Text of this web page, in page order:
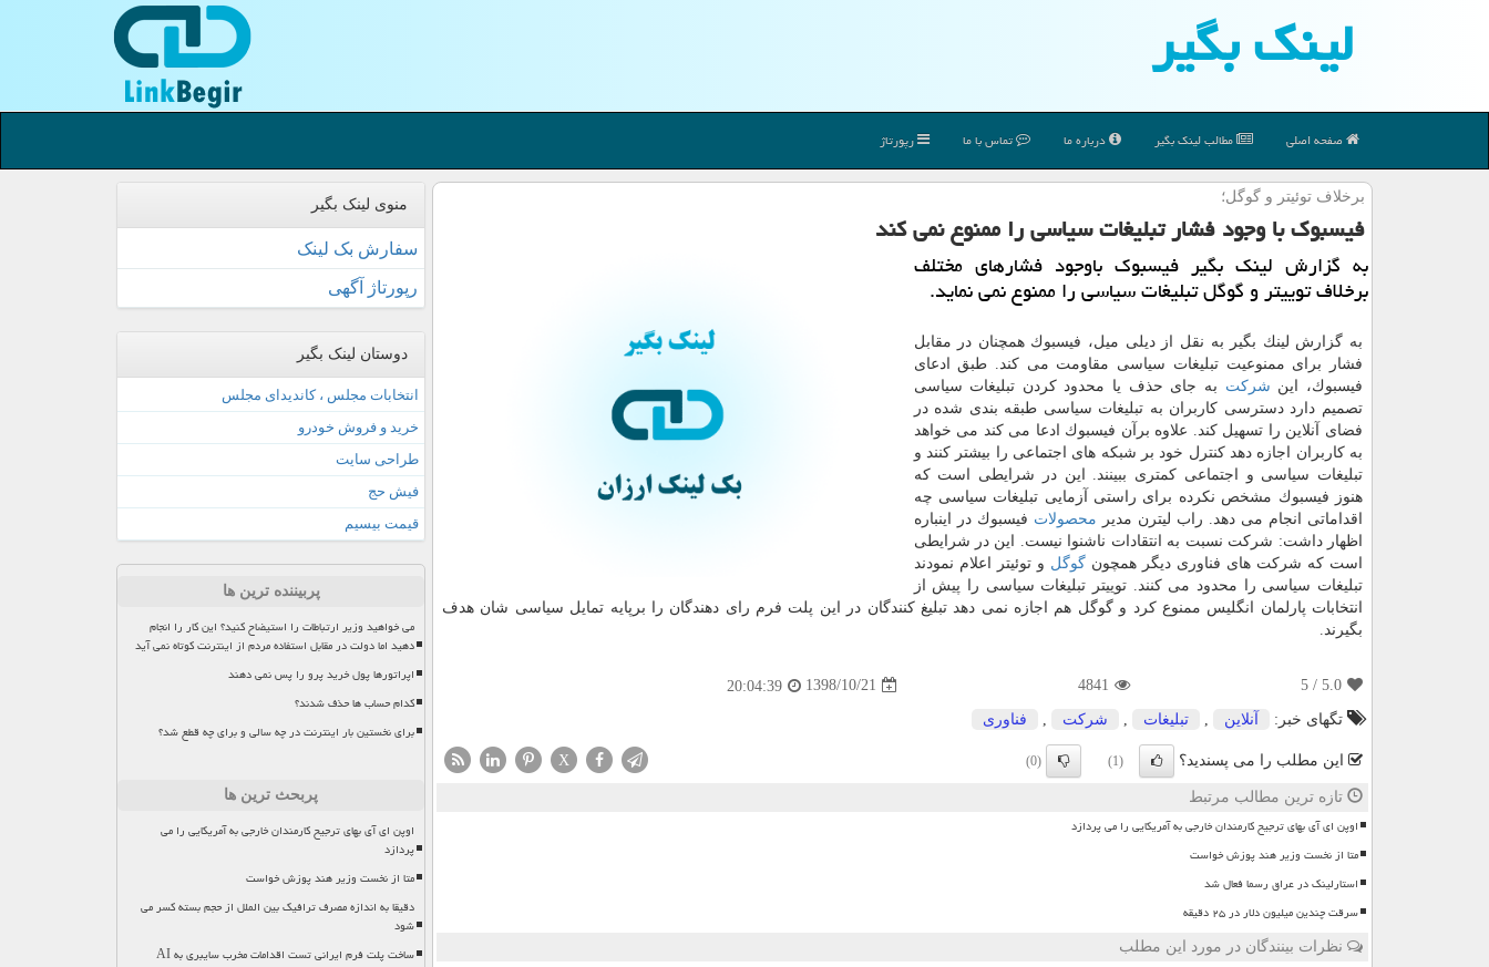
لینك بگیر
صفحه اصلی مطالب لینك بگیر درباره ما تماس با ما رپورتاژ
برخلاف توئیتر و گوگل؛
فیسبوك با وجود فشار تبلیغات سیاسی را ممنوع نمی كند
به گزارش لینك بگیر فیسبوك باوجود فشارهای مختلف
برخلاف توییتر و گوگل تبلیغات سیاسی را ممنوع نمی نماید.
به گزارش لینك بگیر به نقل از دیلی میل، فیسبوك همچنان در مقابل
فشار برای ممنوعیت تبلیغات سیاسی مقاومت می كند. طبق ادعای
فیسبوك، این شركت به جای حذف یا محدود كردن تبلیغات سیاسی
تصمیم دارد دسترسی كاربران به تبلیغات سیاسی طبقه بندی شده در
فضای آنلاین را تسهیل كند. علاوه برآن فیسبوك ادعا می كند می خواهد
به كاربران اجازه دهد كنترل خود بر شبكه های اجتماعی را بیشتر كنند و
تبلیغات سیاسی و اجتماعی كمتری ببینند. این در شرایطی است كه
هنوز فیسبوك مشخص نكرده برای راستی آزمایی تبلیغات سیاسی چه
اقداماتی انجام می دهد. راب لیترن مدیر محصولات فیسبوك در اینباره
اظهار داشت: شركت نسبت به انتقادات ناشنوا نیست. این در شرایطی
است كه شركت های فناوری دیگر همچونگوگل و توئیتر اعلام نمودند
تبلیغات سیاسی را محدود می كنند. توییتر تبلیغات سیاسی را پیش از
انتخابات پارلمان انگلیس ممنوع كرد و گوگل هم اجازه نمی دهد تبلیغ كنندگان در این پلت فرم رای دهندگان را برپایه تمایل سیاسی شان هدف
بگیرند.
5.0
/ 5
4841
1398/10/21
20:04:39
تگهای خبر:
آنلاین تبلیغات شركت فناوری
این مطلب را می پسندید؟ (1)
(0)
X
تازه ترین مطالب مرتبط
اوپن ای آی بهای ترجیح کارمندان خارجی به آمریکایی را می پردازد
متا از نخست وزیر هند پوزش خواست
استارلینک در عراق رسما فعال شد
سرقت چندین میلیون دلار در ۲۵ دقیقه
نظرات بینندگان در مورد این مطلب
منوی لینک بگیر
سفارش بک لینک
رپورتاژ آگهی
دوستان لینک بگیر
انتخابات مجلس ، کاندیدای مجلس
خرید و فروش خودرو
طراحی سایت
فیش حج
قیمت بیسیم
پربیننده ترین ها
می خواهید وزیر ارتباطات را استیضاح کنید؟ این کار را انجام
دهید اما دولت در مقابل استفاده مردم از اینترنت کوتاه نمی آید
اپراتورها پول خرید پرو را پس نمی دهند
کدام حساب ها حذف شدند؟
برای نخستین بار اینترنت در چه سالی و برای چه قطع شد؟
پربحث ترین ها
اوپن ای آی بهای ترجیح کارمندان خارجی به آمریکایی را می
پردازد
متا از نخست وزیر هند پوزش خواست
دقیقا به اندازه مصرف ترافیک بین الملل از حجم بسته کسر می
شود
ساخت پلت فرم ایرانی تست اقدامات مخرب سایبری به AI